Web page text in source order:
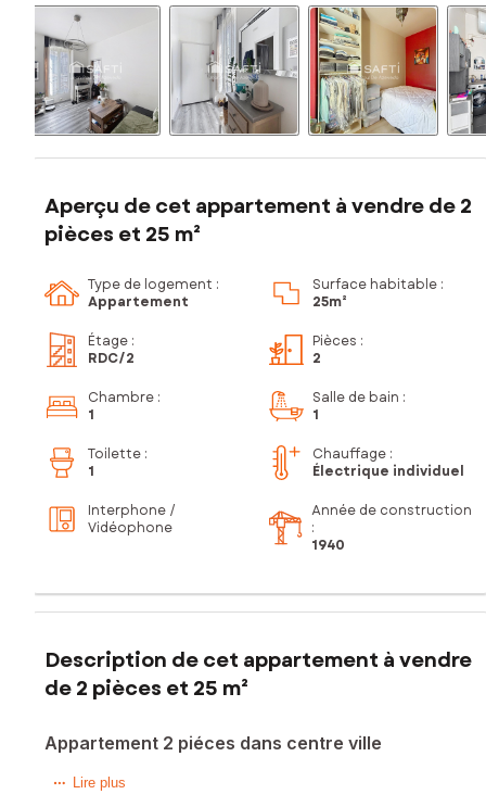
Aperçu de cet appartement à vendre de 2
pièces et 25 m²
Type de logement :
Appartement
Surface habitable :
25m²
Étage :
RDC/2
Pièces :
2
Chambre :
1
Salle de bain :
1
Toilette :
1
Chauffage :
Électrique individuel
Interphone /
Vidéophone
Année de construction
:
1940
Description de cet appartement à vendre
de 2 pièces et 25 m²
Appartement 2 piéces dans centre ville
Jean-Paul De Azevedo vous présente en exclusivité, cet
Lire plus